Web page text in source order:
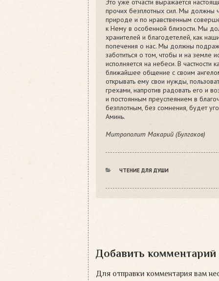
Это уже отчасти выражается
прочих безплотных сил. Мы должны
природе и по нравственным
к Нему в особенной близости. Мы
хранителей и благодетелей, как
попечения о нас. Мы должны
заботиться о том, чтобы и на земле
исполняется на небеси. В частности
ближайшее общение с своим
открывать ему свои нужды,
грехами, напротив радовать его и
и постоянным преуспеянием в
безплотным, без сомнения, будет
Аминь.
Митрополит Макарий (Булгаков)
РУБРИКИ
ЧТЕНИЕ ДЛЯ ДУШИ
Добавить комментарий
Для отправки комментария вам